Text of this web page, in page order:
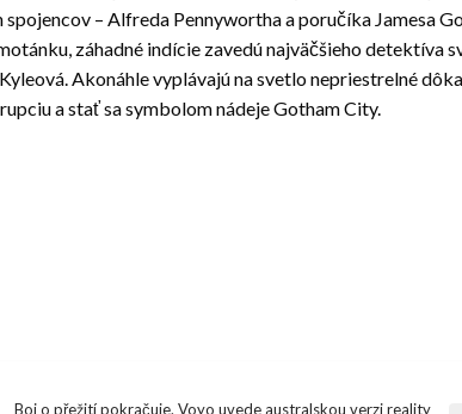
– Alfreda Pennywortha a poručíka Jamesa
záhadné indície zavedú najväčšieho detektíva
Akonáhle vyplávajú na svetlo nepriestrelné
a stať sa symbolom nádeje Gotham City.
Boj o přežití pokračuje. Voyo uvede australskou verzi reality